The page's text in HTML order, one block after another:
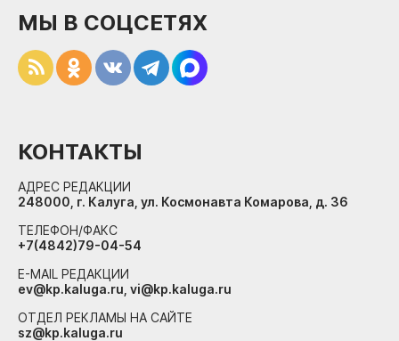
МЫ В СОЦСЕТЯХ
КОНТАКТЫ
АДРЕС РЕДАКЦИИ
248000, г. Калуга, ул. Космонавта Комарова, д. 36
ТЕЛЕФОН/ФАКС
+7(4842)79-04-54
E-MAIL РЕДАКЦИИ
ev@kp.kaluga.ru, vi@kp.kaluga.ru
ОТДЕЛ РЕКЛАМЫ НА САЙТЕ
sz@kp.kaluga.ru